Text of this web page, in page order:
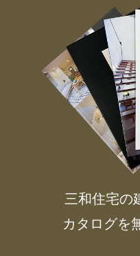
三和住宅の
カタログを